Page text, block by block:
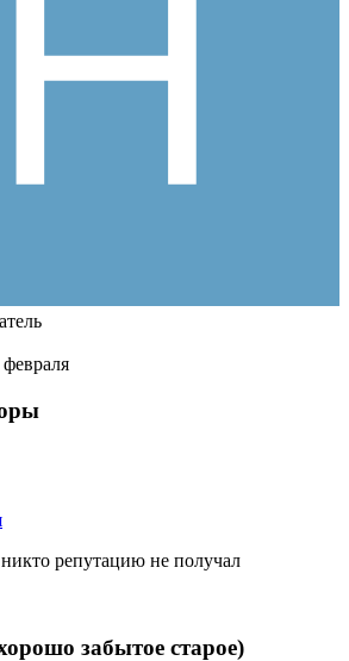
февраля
репутацию не получал
забытое старое)